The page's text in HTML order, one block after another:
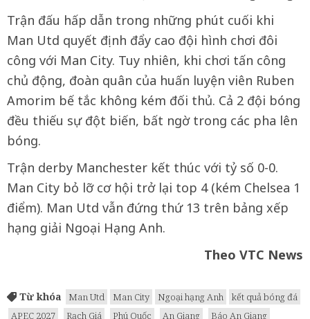
Trận đấu hấp dẫn trong những phút cuối khi
Man Utd quyết định đẩy cao đội hình chơi đôi
công với Man City. Tuy nhiên, khi chơi tấn công
chủ động, đoàn quân của huấn luyện viên Ruben
Amorim bế tắc không kém đối thủ. Cả 2 đội bóng
đều thiếu sự đột biến, bất ngờ trong các pha lên
bóng.
Trận derby Manchester kết thúc với tỷ số 0-0.
Man City bỏ lỡ cơ hội trở lại top 4 (kém Chelsea 1
điểm). Man Utd vẫn đứng thứ 13 trên bảng xếp
hạng giải Ngoại Hạng Anh.
Theo VTC News
Từ khóa Man Utd Man City Ngoại hạng Anh
kết quả bóng đá
APEC 2027
Rạch Giá Phú Quốc An Giang Báo An Giang